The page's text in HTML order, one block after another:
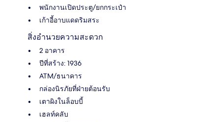
พนักงานเปิดประตู/ยกกระเป๋า
เก้าอี้อาบแดดริมสระ
สิ่งอำนวยความสะดวก
2 อาคาร
ปีที่สร้าง: 1936
ATM/ธนาคาร
กล่องนิรภัยที่ฝ่ายต้อนรับ
เตาผิงในล็อบบี้
เฮลท์คลับ